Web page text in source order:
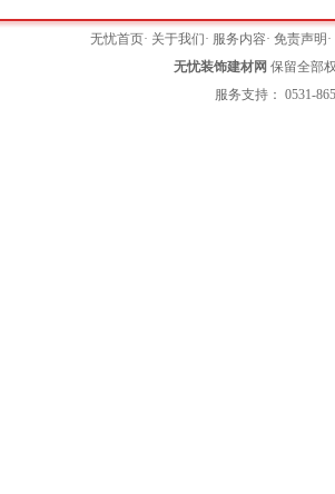
无忧首页· 关于我们· 服务内容·免责声明 ·
无忧装饰建材网 保留全部
服务支持： 0531-